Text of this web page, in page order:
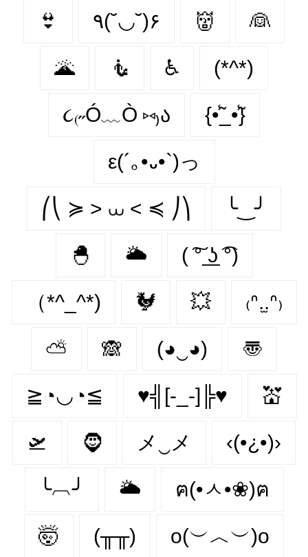
👙 ٩(˘◡˘)۶ 👹 👰
🌋 🧜‍ ♿ (*^*)
૮₍˶Ó﹏Ò ⑅₎ა {•̃̾_•̃̾}
ε(´｡•᎑•`)っ
⎛⎝ ≽ > ⩊ < ≼ ⎠⎞ ╰‿╯
🐣 🌥 ( ͠° ͟ʖ ͡°)
（*^_^*) 🐓 💥 ₍ᐢ.̫.ᐢ₎
⛅ 🙈 (◕‿◕) 〠
≧◔◡◔≦ ♥╣[-_-]╠♥ 💒
🛫 🧔‍ メ‿メ ‹(•¿•)›
╰︹╯ 🌥️ ฅ(•ㅅ•❀)ฅ
🤯 (╥╥) o(︶︿︶)o